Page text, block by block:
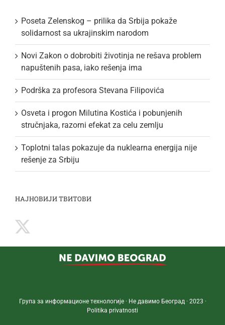
Poseta Zelenskog – prilika da Srbija pokaže
solidarnost sa ukrajinskim narodom
Novi Zakon o dobrobiti životinja ne rešava problem
napuštenih pasa, iako rešenja ima
Podrška za profesora Stevana Filipovića
Osveta i progon Milutina Kostića i pobunjenih
stručnjaka, razorni efekat za celu zemlju
Toplotni talas pokazuje da nuklearna energija nije
rešenje za Srbiju
НАЈНОВИЈИ ТВИТОВИ
Група за информационе технологије · Не давимо Београд · 2023 ·
Politika privatnosti